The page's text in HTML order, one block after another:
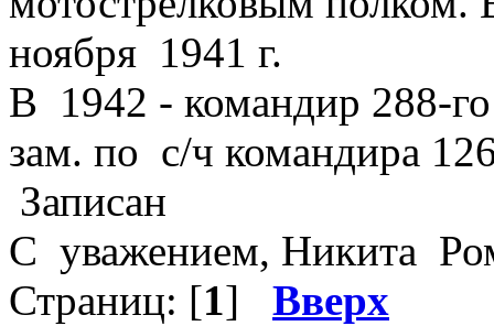
ноября 1941 г.
В 1942 - командир 288-
зам. по с/ч командира
Записан
C уважением, Никита
Страниц: [1] Вверх